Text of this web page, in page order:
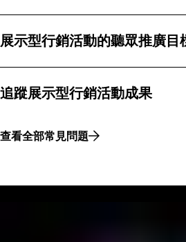
展示型行銷活動的聽眾推廣目
展示型行銷活動的聽眾推廣目
追蹤展示型行銷活動成果
追蹤展示型行銷活動成果
查看全部常見問題